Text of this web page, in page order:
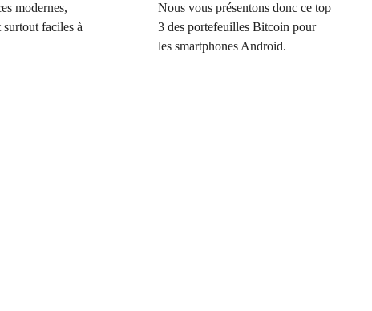
modernes,
surtout faciles à
Nous vous présentons donc ce top
3 des portefeuilles Bitcoin pour
les smartphones Android.